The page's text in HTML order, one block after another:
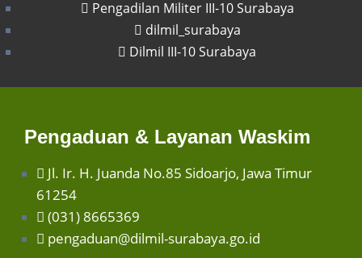
Pengadilan Militer III-10 Surabaya
dilmil_surabaya
Dilmil III-10 Surabaya
Pengaduan & Layanan Waskim
Jl. Ir. H. Juanda No.85 Sidoarjo, Jawa Timur
61254
(031) 8665369
pengaduan@dilmil-surabaya.go.id